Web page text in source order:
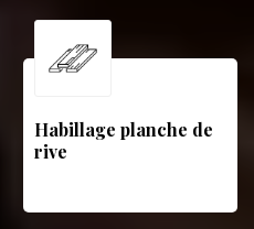
Habillage planche de
rive